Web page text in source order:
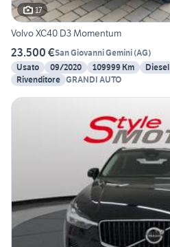
17
Volvo XC40 D3 Momentum
23.500 €San Giovanni Gemini(AG)
Usato
09/2020 109999 Km Diesel
Rivenditore GRANDI AUTO